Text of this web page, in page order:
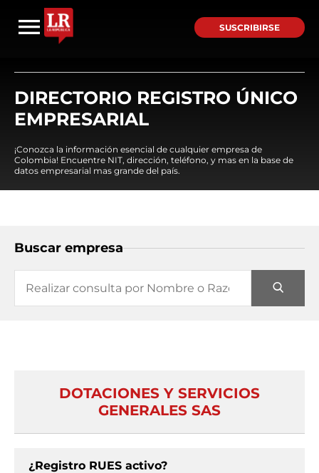
SUSCRIBIRSE
DIRECTORIO REGISTRO ÚNICO
EMPRESARIAL
¡Conozca la información esencial de cualquier empresa de
Colombia! Encuentre NIT, dirección, teléfono, y mas en la base de
datos empresarial mas grande del país.
Buscar empresa
DOTACIONES Y SERVICIOS
GENERALES SAS
¿Registro RUES activo?